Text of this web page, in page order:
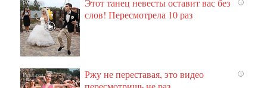
i
Этот танец невесты оставит вас без
слов! Пересмотрела 10 раз
i
Ржу не переставая, это видео